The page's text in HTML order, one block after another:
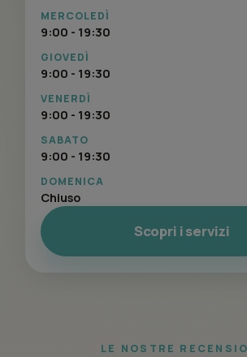
MERCOLEDÌ
9:00 - 19:30
GIOVEDÌ
9:00 - 19:30
VENERDÌ
9:00 - 19:30
SABATO
9:00 - 19:30
DOMENICA
Chiuso
Scopri i servizi
LE NOSTRE